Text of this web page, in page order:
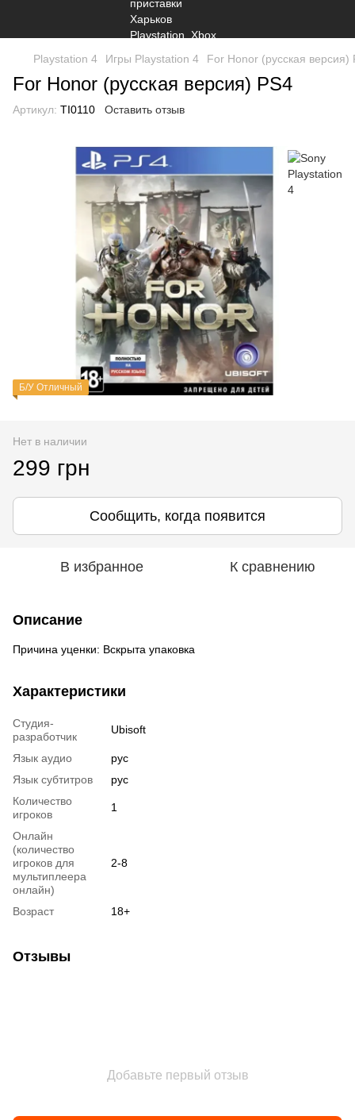
Playstation 4 Игры Playstation 4 For Honor (русская версия)
For Honor (русская версия) PS4
Артикул: TI0110 Оставить отзыв
Б/У Отличный
Нет в наличии
299 грн
Сообщить, когда появится
В избранное К сравнению
Описание
Причина уценки: Вскрыта упаковка
Характеристики
Студия-
разработчик
Ubisoft
Язык аудио
рус
Язык субтитров
рус
Количество
игроков
1
Онлайн
(количество
игроков для
мультиплеера
онлайн)
2-8
Возраст 18+
Отзывы
Добавьте первый отзыв